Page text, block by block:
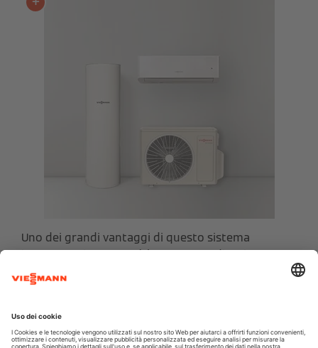
Uno dei grandi vantaggi di questo sistema
integrato Viessmann è la sua straordinaria
flessibilità
. Può, infatti, operare in perfetta sinergia
con un impianto di riscaldamento centralizzato già
desidera modernizzare la propria abitazione, ad
esempio integrandosi con unacaldaia a pelleto a